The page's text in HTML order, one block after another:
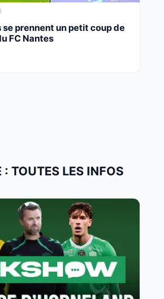
se prennent un petit coup de
FC Nantes
TOUTES LES INFOS